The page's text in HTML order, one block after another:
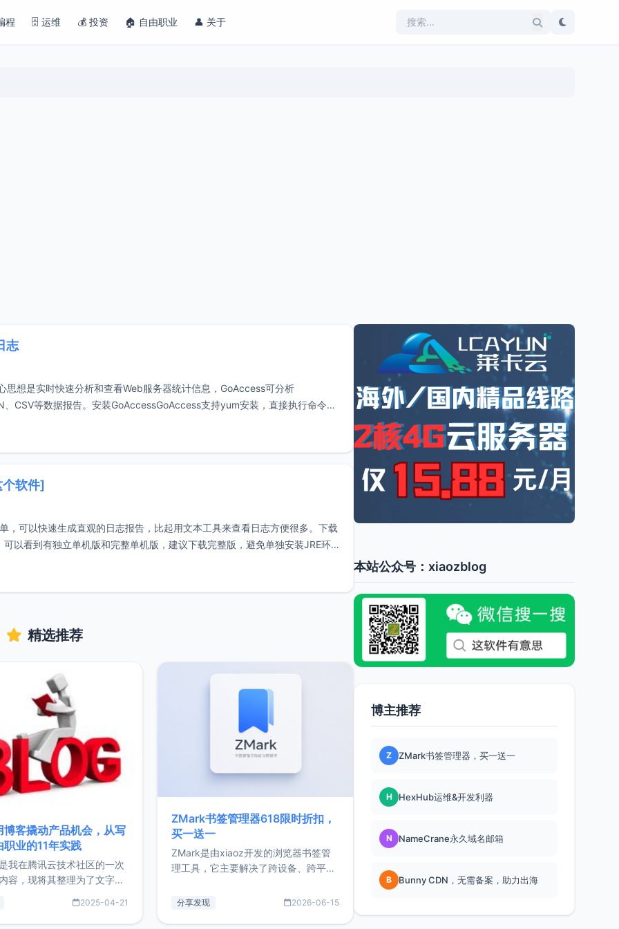
程 🗄️ 运维 💰 投资 🏠 自由职业 👤 关于
志
想是实时快速分析和查看Web服务器统计信息，GoAccess可分析
CSV等数据报告。安装GoAccessGoAccess支持yum安装，直接执行命令
软件]
可以快速生成直观的日志报告，比起用文本工具来查看日志方便很多。下载
看到有独立单机版和完整单机版，建议下载完整版，避免单独安装JRE环
精选推荐
博客撬动产品机会，从写
职业的11年实践
我在腾讯云技术社区的一次
容，现将其整理为了文字
写博客11年来的经历，以及
事。文中还首次公开了我的
2025-04-21
ZMark书签管理器618限时折扣，
买一送一
ZMark是由xiaoz开发的浏览器书签管
理工具，它主要解决了跨设备、跨平
做到一处部署、随处访问。同时，它还
分享发现 2026-06-15
本站公众号：xiaozblog
博主推荐
Z ZMark书签管理器，买一送一
H HexHub运维&开发利器
N NameCrane永久域名邮箱
B Bunny CDN，无需备案，助力出海